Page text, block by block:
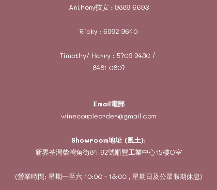
Anthony技安 : 9889 6693
Ricky : 6992 9640
Timothy/ Harry : 5703 9430/
8481 0807
Email電郵
winecoupleorder@gmail.com
Showroom地址 (風土):
新界荃灣柴灣角街84-92號順豐工業中心15樓O室
(營業時間: 星期一至六 10:00 - 18:00 , 星期日及公眾假期休息)